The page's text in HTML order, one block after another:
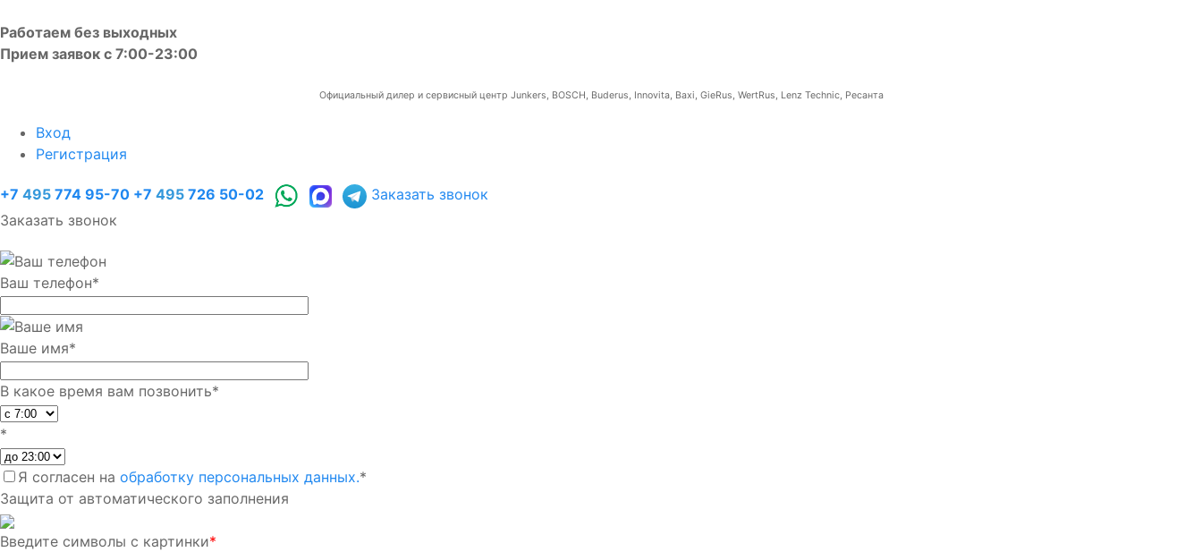
Работаем без выходных
Прием заявок с 7:00-23:00
Официальный дилер и сервисный центр Junkers, BOSCH, Buderus, Innovita, Baxi, GieRus, WertRus, Lenz Technic, Ресанта
Вход
Регистрация
+7 495 774 95-70 +7 495 726 50-02
Заказать звонок
Заказать звонок
Ваш телефон*
Ваше имя*
В какое время вам позвонить*
*
Я согласен на обработку персональных данных.*
Защита от автоматического заполнения
Введите символы с картинки*